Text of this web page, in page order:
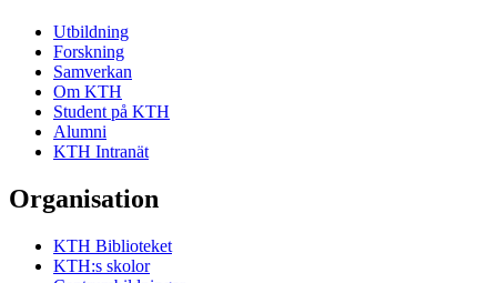
Utbildning
Forskning
Samverkan
Om KTH
Student på KTH
Alumni
KTH Intranät
Organisation
KTH Biblioteket
KTH:s skolor